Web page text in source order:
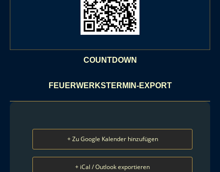
COUNTDOWN
FEUERWERKSTERMIN-EXPORT
+ Zu Google Kalender hinzufügen
+ iCal / Outlook exportieren